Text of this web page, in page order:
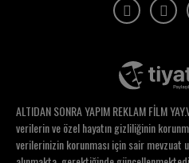
ALTIDAN SONRA YAPIM REKLAM FİLM
verilerin ve özel hayatın gizliliğinin
verilerinizin korunması için sair mevzuat